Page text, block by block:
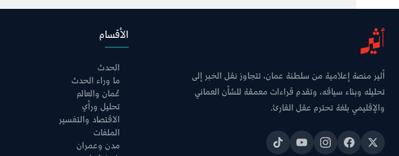
أثير منصة إعلامية من سلطنة عمان، تتجاوز نقل الخبر إلى
تحليله وبناء سياقه، وتقدم قراءات معمقة للشأن العماني
والإقليمي بلغة تحترم عقل القارئ.
الأقسام
الحدث
ما وراء الحدث
عُمان والعالم
تحليل ورأي
الاقتصاد والتفسير
الملفات
مدن وعمران